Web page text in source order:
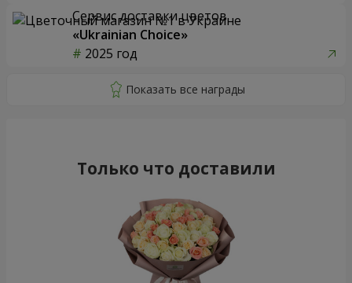
Сервис доставки цветов
«Ukrainian Choice»
2025 год
Только что доставили